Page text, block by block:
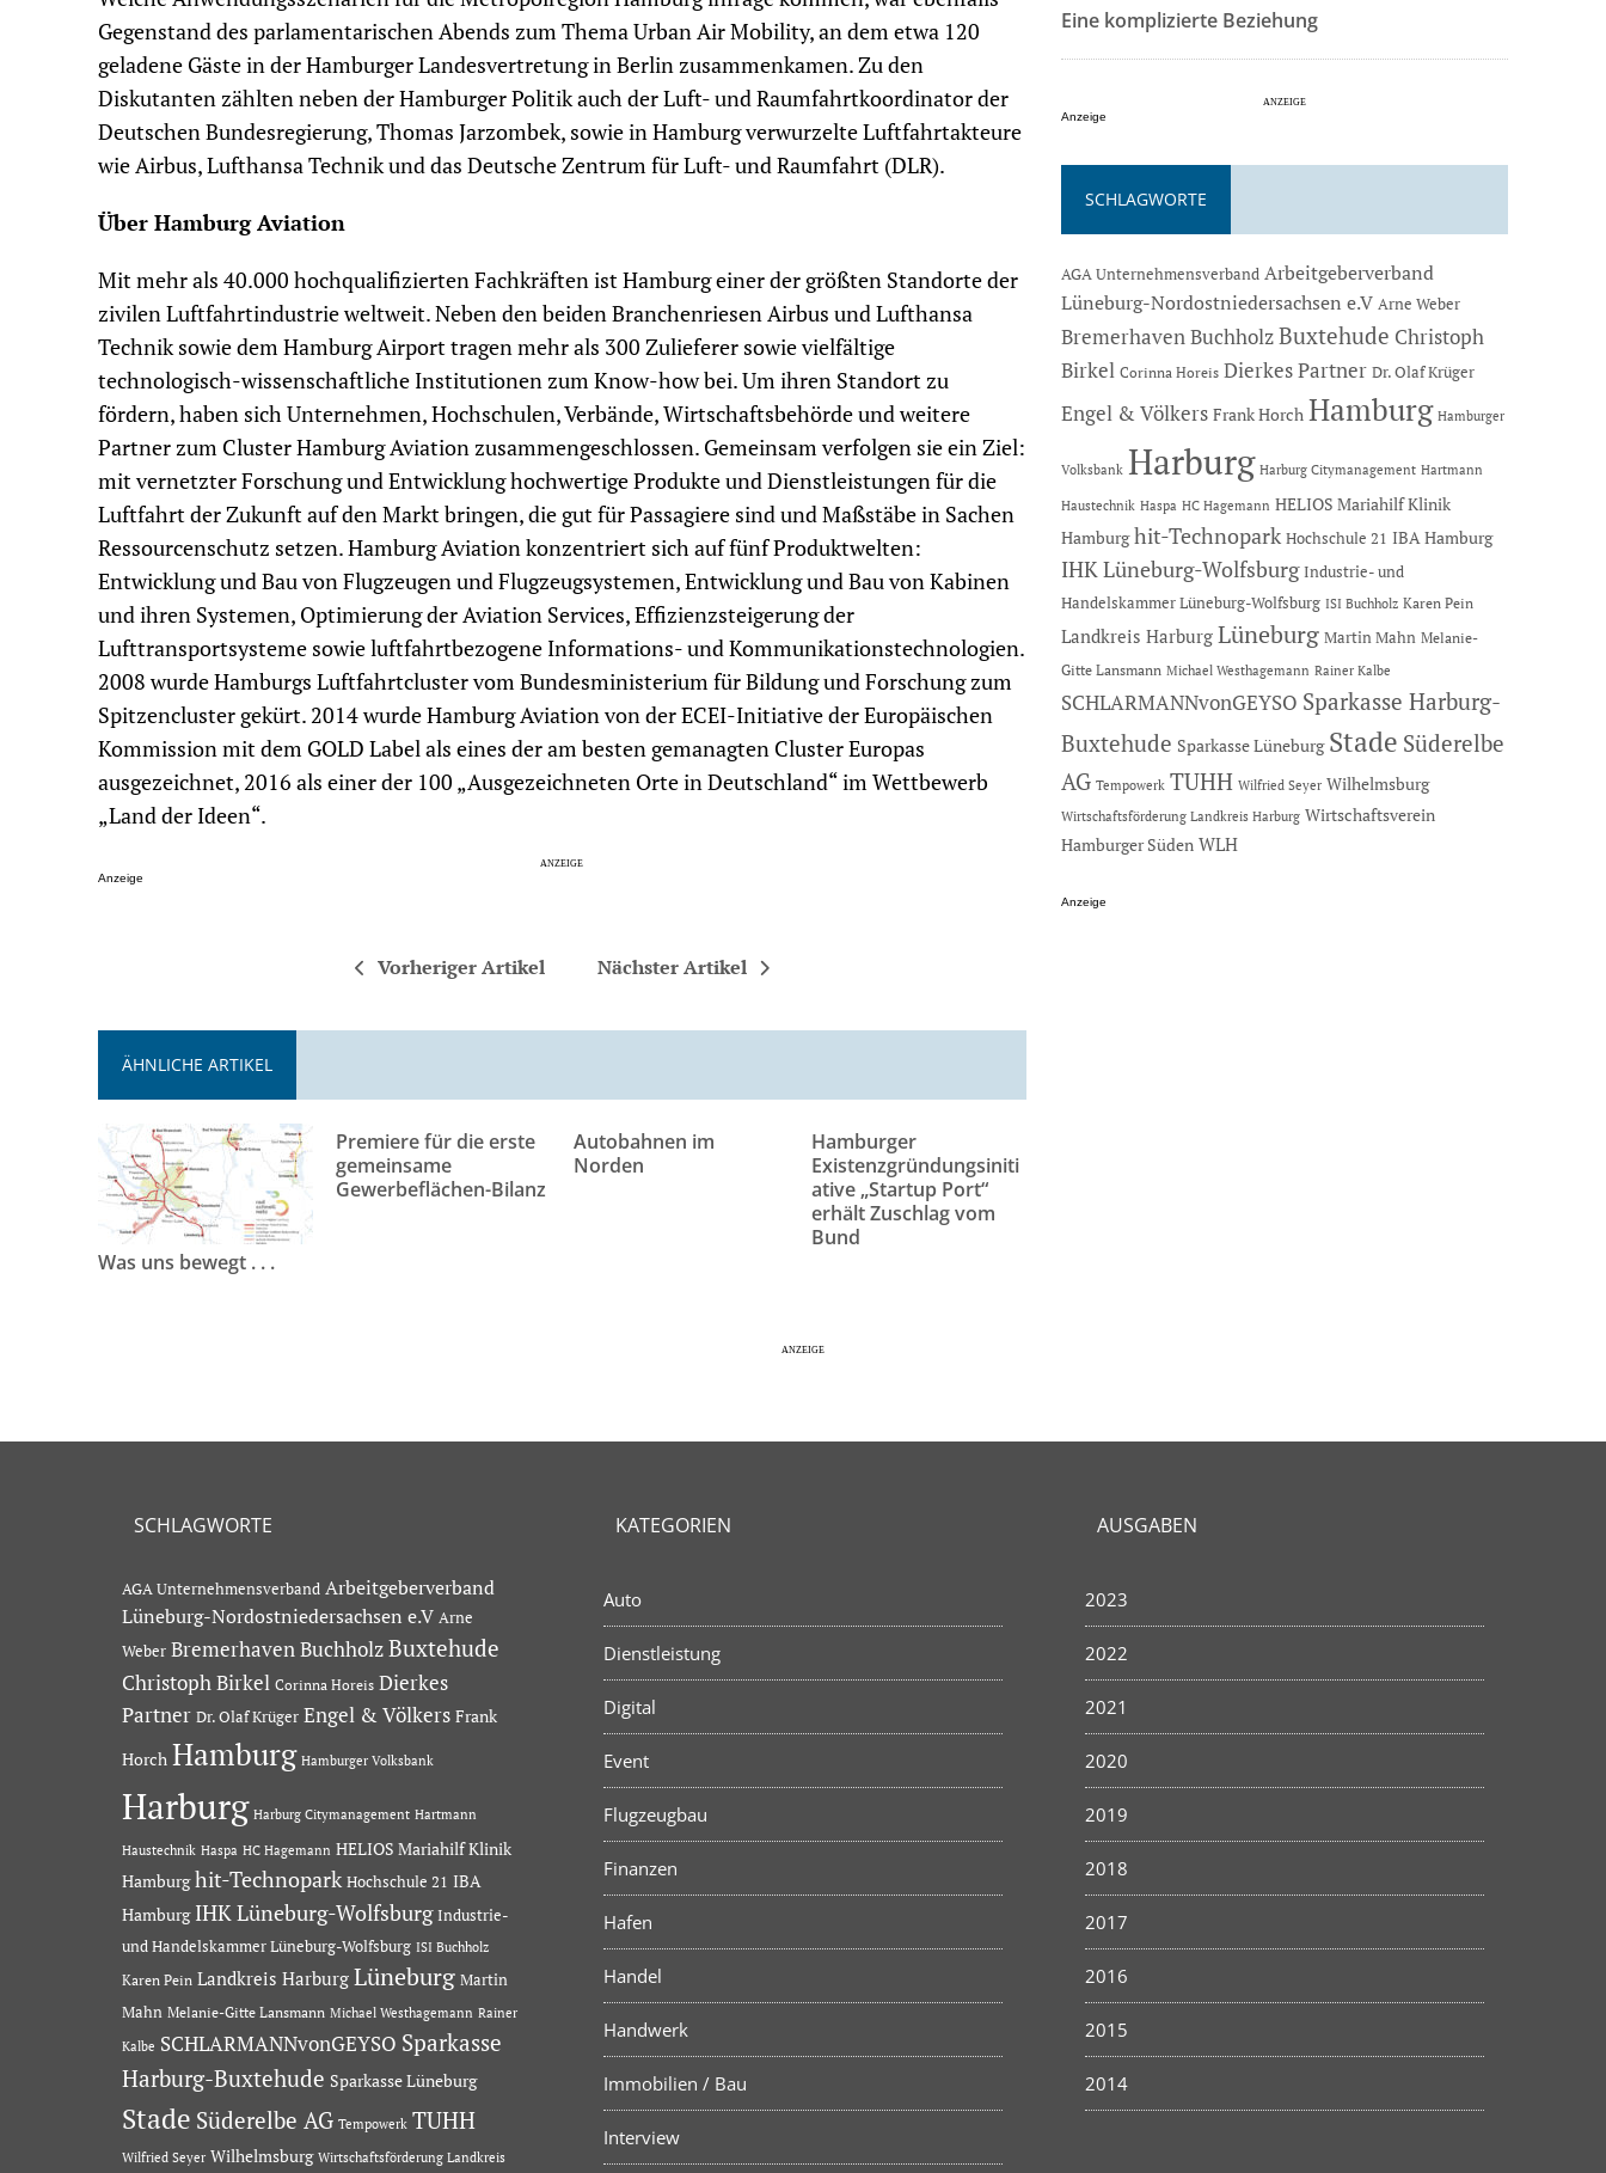
Gegenstand des parlamentarischen Abends zum Thema Urban Air Mobility, an dem etwa 120
geladene Gäste in der Hamburger Landesvertretung in Berlin zusammenkamen. Zu den
Diskutanten zählten neben der Hamburger Politik auch der Luft- und Raumfahrtkoordinator der
Deutschen Bundesregierung, Thomas Jarzombek, sowie in Hamburg verwurzelte Luftfahrtakteure
wie Airbus, Lufthansa Technik und das Deutsche Zentrum für Luft- und Raumfahrt (DLR).
Über Hamburg Aviation
Mit mehr als 40.000 hochqualifizierten Fachkräften ist Hamburg einer der größten Standorte der
zivilen Luftfahrtindustrie weltweit. Neben den beiden Branchenriesen Airbus und Lufthansa
Technik sowie dem Hamburg Airport tragen mehr als 300 Zulieferer sowie vielfältige
technologisch-wissenschaftliche Institutionen zum Know-how bei. Um ihren Standort zu
fördern, haben sich Unternehmen, Hochschulen, Verbände, Wirtschaftsbehörde und weitere
Partner zum Cluster Hamburg Aviation zusammengeschlossen. Gemeinsam verfolgen sie ein Ziel:
mit vernetzter Forschung und Entwicklung hochwertige Produkte und Dienstleistungen für die
Luftfahrt der Zukunft auf den Markt bringen, die gut für Passagiere sind und Maßstäbe in Sachen
Ressourcenschutz setzen. Hamburg Aviation konzentriert sich auf fünf Produktwelten:
Entwicklung und Bau von Flugzeugen und Flugzeugsystemen, Entwicklung und Bau von Kabinen
und ihren Systemen, Optimierung der Aviation Services, Effizienzsteigerung der
Lufttransportsysteme sowie luftfahrtbezogene Informations- und Kommunikationstechnologien.
2008 wurde Hamburgs Luftfahrtcluster vom Bundesministerium für Bildung und Forschung zum
Spitzencluster gekürt. 2014 wurde Hamburg Aviation von der ECEI-Initiative der Europäischen
Kommission mit dem GOLD Label als eines der am besten gemanagten Cluster Europas
ausgezeichnet, 2016 als einer der 100 „Ausgezeichneten Orte in Deutschland“ im Wettbewerb
„Land der Ideen“.
Anzeige
Vorheriger Artikel Nächster Artikel
ÄHNLICHE ARTIKEL
Was uns bewegt . . .
Premiere für die erste
gemeinsame
Gewerbeflächen-Bilanz
Autobahnen im
Norden
Hamburger
Existenzgründungsiniti
ative „Startup Port“
erhält Zuschlag vom
Bund
Eine komplizierte Beziehung
Anzeige
SCHLAGWORTE
AGA Unternehmensverband Arbeitgeberverband
Lüneburg-Nordostniedersachsen e.V Arne Weber
BremerhavenBuchholzBuxtehude Christoph
Birkel Corinna Horeis Dierkes Partner Dr. Olaf Krüger
Engel & Völkers Frank Horch Hamburg Hamburger
Volksbank Harburg Harburg Citymanagement Hartmann
Haustechnik Haspa HC Hagemann HELIOS Mariahilf Klinik
Hamburg hit-Technopark Hochschule 21 IBA Hamburg
IHK Lüneburg-Wolfsburg Industrie- und
Handelskammer Lüneburg-Wolfsburg ISI Buchholz Karen Pein
Landkreis Harburg Lüneburg Martin Mahn Melanie-
Gitte Lansmann Michael Westhagemann Rainer Kalbe
SCHLARMANNvonGEYSO Sparkasse Harburg-
Buxtehude Sparkasse Lüneburg Stade Süderelbe
AG Tempowerk TUHH Wilfried Seyer Wilhelmsburg
Wirtschaftsförderung Landkreis Harburg Wirtschaftsverein
Hamburger Süden WLH
Anzeige
SCHLAGWORTE
AGA Unternehmensverband Arbeitgeberverband
Lüneburg-Nordostniedersachsen e.V Arne
Weber BremerhavenBuchholzBuxtehude
Christoph Birkel Corinna Horeis Dierkes
Partner Dr. Olaf Krüger Engel & Völkers Frank
Horch Hamburg Hamburger Volksbank
Harburg Harburg Citymanagement Hartmann
Haustechnik Haspa HC Hagemann HELIOS Mariahilf Klinik
Hamburg hit-Technopark Hochschule 21 IBA
Hamburg IHK Lüneburg-Wolfsburg Industrie-
und Handelskammer Lüneburg-Wolfsburg ISI Buchholz
Karen Pein Landkreis Harburg Lüneburg Martin
Mahn Melanie-Gitte Lansmann Michael Westhagemann Rainer
Kalbe SCHLARMANNvonGEYSO Sparkasse
Harburg-Buxtehude Sparkasse Lüneburg
Stade Süderelbe AG Tempowerk TUHH
Wilfried Seyer Wilhelmsburg Wirtschaftsförderung Landkreis
KATEGORIEN
Auto
Dienstleistung
Digital
Event
Flugzeugbau
Finanzen
Hafen
Handel
Handwerk
Immobilien / Bau
Interview
AUSGABEN
2023
2022
2021
2020
2019
2018
2017
2016
2015
2014